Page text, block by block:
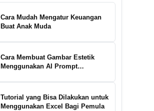
Cara Mudah Mengatur Keuangan
Buat Anak Muda
Cara Membuat Gambar Estetik
Menggunakan AI Prompt
Tutorial yang Bisa Dilakukan untuk
Menggunakan Excel Bagi Pemula